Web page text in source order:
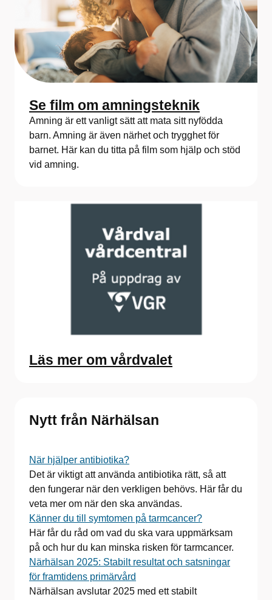
Se film om amningsteknik
Amning är ett vanligt sätt att mata sitt nyfödda
barn. Amning är även närhet och trygghet för
barnet. Här kan du titta på film som hjälp och stöd
vid amning.
Läs mer om vårdvalet
Nytt från Närhälsan
När hjälper antibiotika?
Det är viktigt att använda antibiotika rätt, så att
den fungerar när den verkligen behövs. Här får du
veta mer om när den ska användas.
Känner du till symtomen på tarmcancer?
Här får du råd om vad du ska vara uppmärksam
på och hur du kan minska risken för tarmcancer.
Närhälsan 2025: Stabilt resultat och satsningar
för framtidens primärvård
Närhälsan avslutar 2025 med ett stabilt